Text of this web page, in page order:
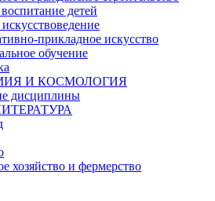
детей
прикладное искусство
обучение
И КОСМОЛОГИЯ
дисциплины
хозяйство и фермерство